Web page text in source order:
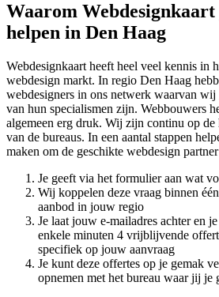
Waarom
helpen in Den Haag
Webdesignkaart heeft heel veel kennis in
webdesign markt. In regio Den Haag
webdesigners in ons netwerk waarvan
van hun specialismen zijn. Webbouwers
algemeen erg druk. Wij zijn continu op de
van de bureaus. In een aantal stappen
maken om de geschikte webdesign
Je geeft via het formulier aan wat
Wij koppelen deze vraag binnen
aanbod in jouw regio
Je laat jouw e-mailadres achter en
enkele minuten 4 vrijblijvende
specifiek op jouw aanvraag
Je kunt deze offertes op je gemak
opnemen met het bureau waar jij je